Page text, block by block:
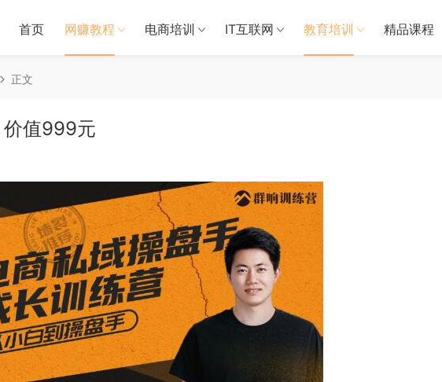
首页 网赚教程 电商培训 IT互联网 教育培训 精品课程
正文
价值999元